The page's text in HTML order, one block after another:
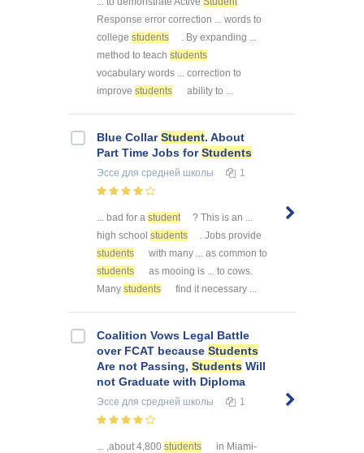
Response error correction ... words to
college students
. By expanding ...
method to teach students
vocabulary words ... correction to
improve students ability to ...
Blue CollarStudent. About
Part Time Jobs forStudents
Эссе для средней школы 1
... bad for a student
? This is an ...
high school students
. Jobs provide
students
with many ... as common to
students
as mooing is ... to cows.
Many students find it necessary ...
Coalition Vows Legal Battle
over FCAT because Students
Are not Passing, Students Will
not Graduate with Diploma
Эссе для средней школы 1
... ,about 4,800 students
in Miami-